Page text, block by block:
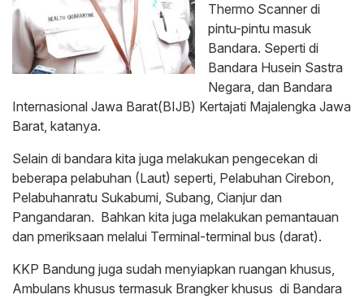
Thermo Scanner di
pintu-pintu masuk
Bandara. Seperti di
Bandara Husein Sastra
Negara, dan Bandara
Internasional Jawa Barat(BIJB) Kertajati Majalengka Jawa
Barat, katanya.
Selain di bandara kita juga melakukan pengecekan di
beberapa pelabuhan (Laut) seperti, Pelabuhan Cirebon,
Pelabuhanratu Sukabumi, Subang, Cianjur dan
Pangandaran. Bahkan kita juga melakukan pemantauan
dan pmeriksaan melalui Terminal-terminal bus (darat).
KKP Bandung juga sudah menyiapkan ruangan khusus,
Ambulans khusus termasuk Brangker khusus di Bandara